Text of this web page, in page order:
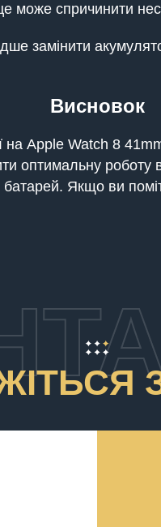
може спричинити
замінити
Висновок
на Apple Watch 8
оптимальну
батарей. Якщо ви